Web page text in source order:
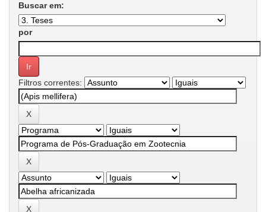
Buscar em:
por
Filtros correntes: